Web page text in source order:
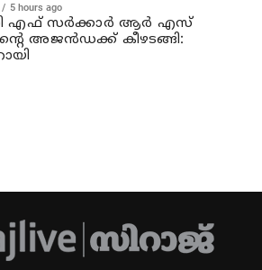
5 hours ago
എഫ് സര്‍ക്കാര്‍ ആര്‍ എസ്
അജന്‍ഡക്ക്‌ കീഴടങ്ങി: